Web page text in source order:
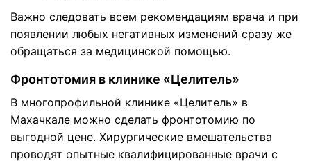
Важно следовать всем рекомендациям врача и при
появлении любых негативных изменений сразу же
обращаться за медицинской помощью.
Фронтотомия в клинике «Целитель»
В многопрофильной клинике «Целитель» в
Махачкале можно сделать фронтотомию по
выгодной цене. Хирургические вмешательства
проводят опытные квалифицированные врачи с